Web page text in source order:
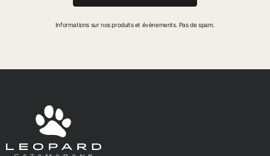
Informations sur nos produits et évènements. Pas de spam.